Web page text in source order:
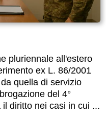
pluriennale all'estero
ex L. 86/2001
quella di servizio
del 4°
diritto nei casi in cui ...